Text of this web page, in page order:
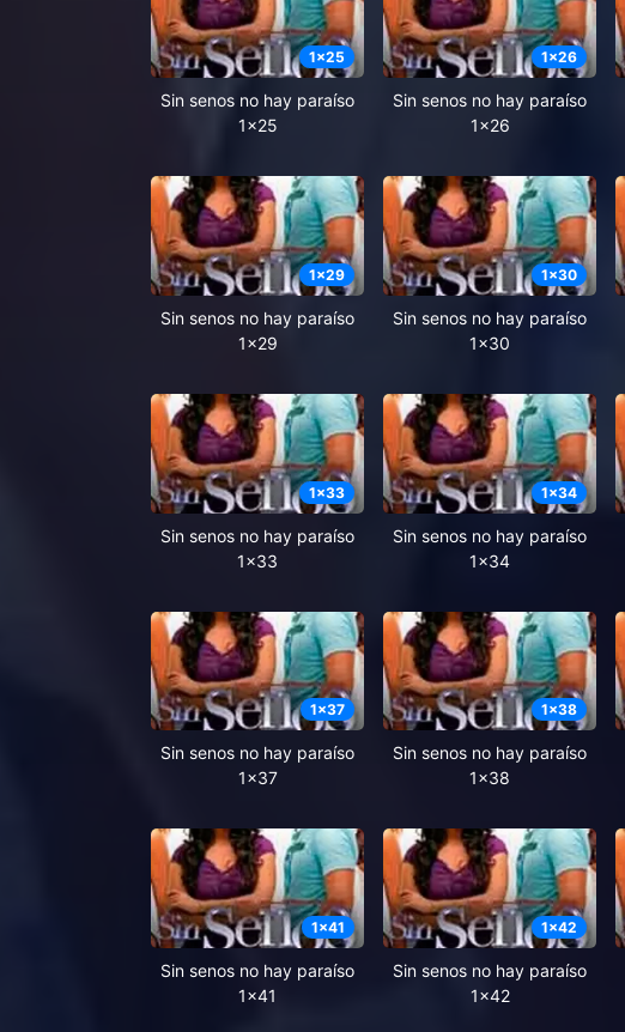
1x25
Sin senos no hay paraíso
1x25
1x26
Sin senos no hay paraíso
1x26
1x29
Sin senos no hay paraíso
1x29
1x30
Sin senos no hay paraíso
1x30
1x33
Sin senos no hay paraíso
1x33
1x34
Sin senos no hay paraíso
1x34
1x37
Sin senos no hay paraíso
1x37
1x38
Sin senos no hay paraíso
1x38
1x41
Sin senos no hay paraíso
1x41
1x42
Sin senos no hay paraíso
1x42